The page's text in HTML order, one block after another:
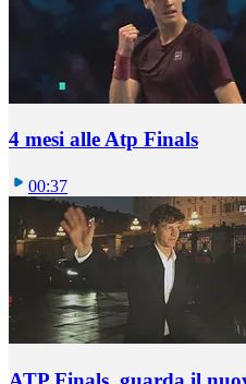
4 mesi alle Atp Finals
00:37